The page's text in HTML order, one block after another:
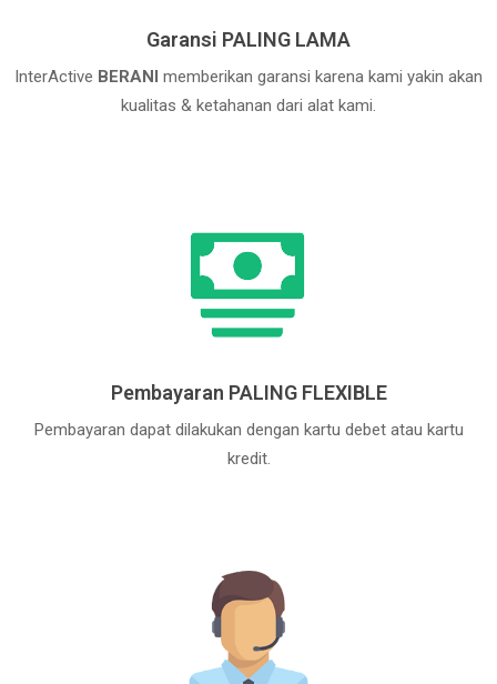
Garansi PALING LAMA
InterActive BERANI memberikan garansi karena kami yakin akan
kualitas & ketahanan dari alat kami.
Pembayaran PALING FLEXIBLE
Pembayaran dapat dilakukan dengan kartu debet atau kartu
kredit.